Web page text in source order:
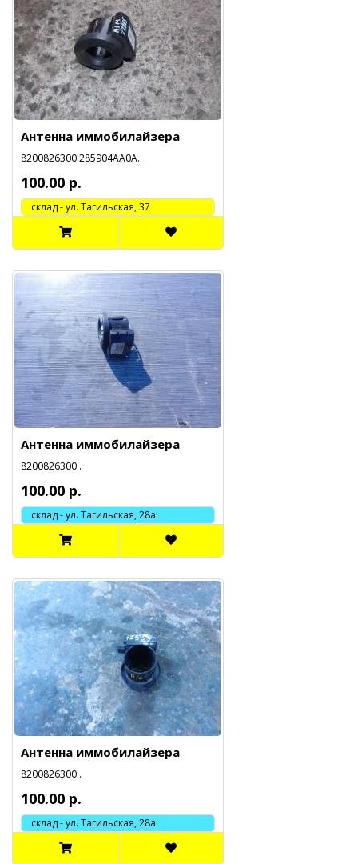
Антенна иммобилайзера
8200826300 285904AA0A..
100.00 р.
cклад - ул. Тагильская, 37
Антенна иммобилайзера
8200826300..
100.00 р.
склад - ул. Тагильская, 28а
Антенна иммобилайзера
8200826300..
100.00 р.
склад - ул. Тагильская, 28а